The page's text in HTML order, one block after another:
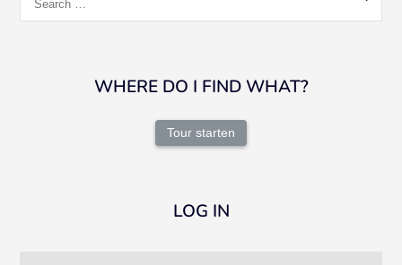
for:
WHERE DO I FIND WHAT?
Tour starten
LOG IN